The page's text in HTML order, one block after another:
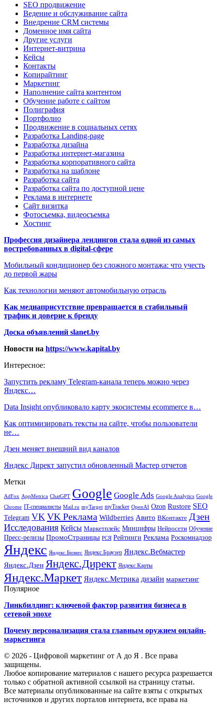
SEO продвижение
Ведение и обслуживание сайта
Внедрение CRM системы
Доменное имя сайта
Другие услуги
Интернет-витрина
Кейсы
Контакты
Копирайтинг
Маркетинг
Наполнение сайта контентом
Обучение работе с сайтом
Полиграфия
Портфолио
Продвижение в социальных сетях
Разработка Landing-page
Разработка дизайна
Разработка интернет-магазина
Разработка корпоративного сайта
Разработка на шаблоне
Разработка сайта
Разработка сайта по доступной цене
Реклама в интернете
Сайт визитка
Фотосъемка, видеосъемка
Хостинг
Профессия дизайнера лендингов стала одной из самых
востребованных в digital-сфере
Мобильный кондиционер без сложного монтажа: что учесть
до первой жары
Как технологии меняют автомобильную отрасль
Как медиаприсутствие превращается в стабильный
трафик и доверие к бренду
Доска объявлений slanet.by
Новости на https://www.kapital.by
Интересное:
Запустить рекламу Telegram-канала теперь можно через
Яндекс…
Data Insight опубликовало карту экосистемы ecommerce в…
Как оптимизировать тексты на сайте, чтобы пользователи
не…
Дзен меняет внешний вид каналов
Яндекс Директ запустил обновленный Мастер отчетов
Метки
AdFox AppMetrica ChatGPT Google Google Ads Google Analytics Google
Chrome IT-специалисты Mail.ru myTarget myTracker OpenAI Ozon Rustore SEO
Telegram VK VK Реклама Wildberries Авито ВКонтакте Дзен
Исследования Кейсы Маркетплейс Минцифры Нейросети Обучение
Пресс-релизы ПромоСтраницы РСЯ Рейтинги Реклама Роскомнадзор
Яндекс Яндекс.Бизнес Яндекс.Браузер Яндекс.Вебмастер
Яндекс.Дзен Яндекс.Директ Яндекс.Карты
Яндекс.Маркет Яндекс.Метрика дизайн маркетинг
Поулярное
Линкбилдинг: ключевой фактор развития бизнеса в
сетевой эпохе
Почему персонализация стала главным оружием онлайн-
маркетинга
© 2026 - Цифровой маркетинг от А до Я . Все права
защищены.
Любое копирование материалов с нашего ресурса разрешается
только с обратной активной ссылкой на страницу статьи.
Все материалы опубликованные на сайте взяты с открытых
источников и других порталов интернета, все права на